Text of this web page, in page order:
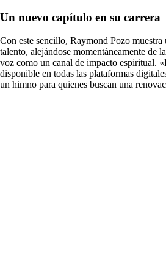
Un nuevo capítulo en su carrera
Con este sencillo, Raymond Pozo muestra
talento, alejándose momentáneamente de
voz como un canal de impacto espiritual.
disponible en todas las plataformas
un himno para quienes buscan una